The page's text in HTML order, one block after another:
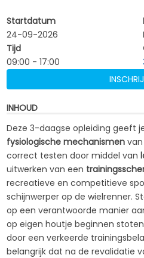
Startdatum
24-09-2026
Tijd
09:00 - 17:00
INHOUD
Deze 3-daagse opleiding geeft
fysiologische mechanismen
correct testen door middel van
uitwerken van een
recreatieve en competitieve
schijnwerper op de wielrenner.
op een verantwoorde manier
op eigen houtje beginnen
door een verkeerde
belangrijk dat na de revalidatie